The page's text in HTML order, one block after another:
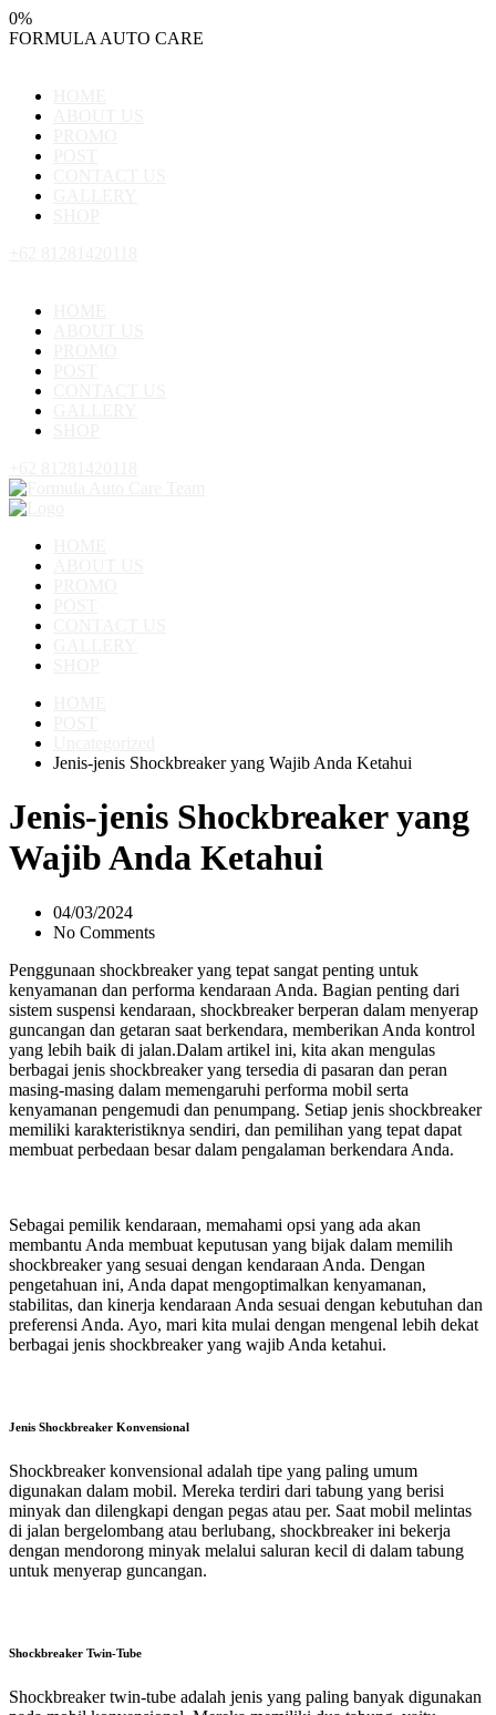
0%
FORMULA AUTO CARE
Jenis-jenis Shockbreaker yang Wajib Anda Ketahui
Jenis-jenis Shockbreaker yang
Wajib Anda Ketahui
04/03/2024
No Comments
Penggunaan shockbreaker yang tepat sangat penting untuk
kenyamanan dan performa kendaraan Anda. Bagian penting dari
sistem suspensi kendaraan, shockbreaker berperan dalam menyerap
guncangan dan getaran saat berkendara, memberikan Anda kontrol
yang lebih baik di jalan.Dalam artikel ini, kita akan mengulas
berbagai jenis shockbreaker yang tersedia di pasaran dan peran
masing-masing dalam memengaruhi performa mobil serta
kenyamanan pengemudi dan penumpang. Setiap jenis shockbreaker
memiliki karakteristiknya sendiri, dan pemilihan yang tepat dapat
membuat perbedaan besar dalam pengalaman berkendara Anda.
Sebagai pemilik kendaraan, memahami opsi yang ada akan
membantu Anda membuat keputusan yang bijak dalam memilih
shockbreaker yang sesuai dengan kendaraan Anda. Dengan
pengetahuan ini, Anda dapat mengoptimalkan kenyamanan,
stabilitas, dan kinerja kendaraan Anda sesuai dengan kebutuhan dan
preferensi Anda. Ayo, mari kita mulai dengan mengenal lebih dekat
berbagai jenis shockbreaker yang wajib Anda ketahui.
Jenis Shockbreaker Konvensional
Shockbreaker konvensional adalah tipe yang paling umum
digunakan dalam mobil. Mereka terdiri dari tabung yang berisi
minyak dan dilengkapi dengan pegas atau per. Saat mobil melintas
di jalan bergelombang atau berlubang, shockbreaker ini bekerja
dengan mendorong minyak melalui saluran kecil di dalam tabung
untuk menyerap guncangan.
Shockbreaker Twin-Tube
Shockbreaker twin-tube adalah jenis yang paling banyak digunakan